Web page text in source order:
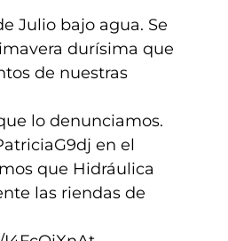
Julio bajo agua. Se
durísima que
de nuestras
lo denunciamos.
en el
que Hidráulica
las riendas de